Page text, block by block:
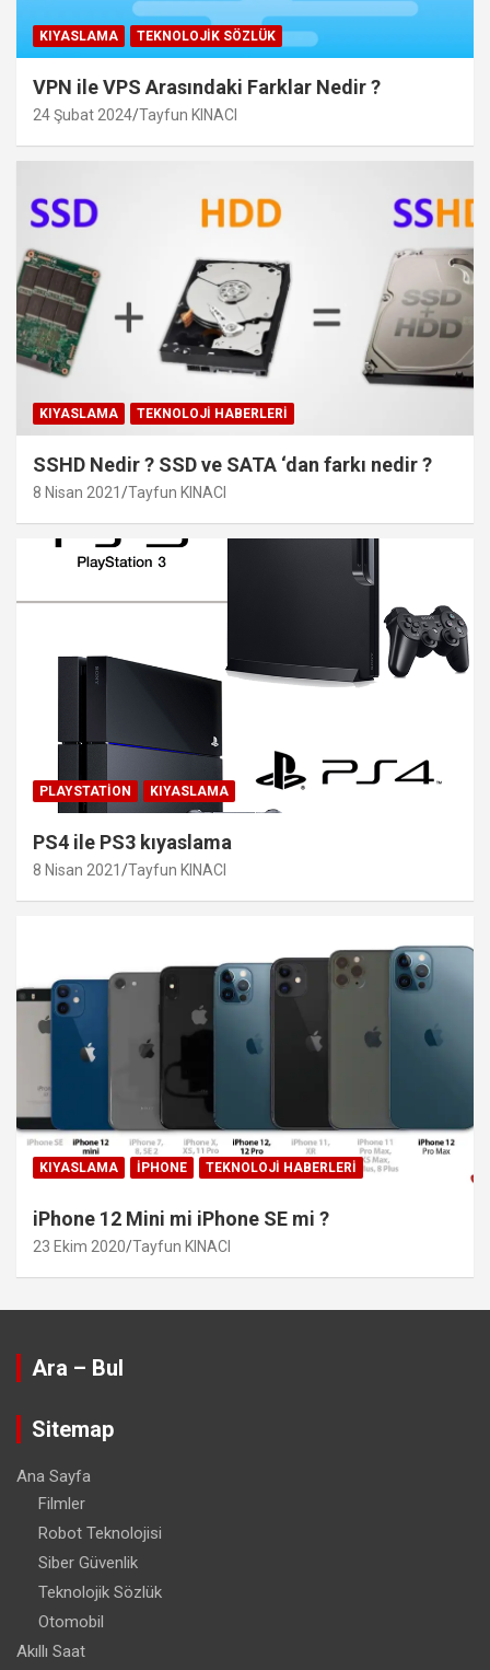
KIYASLAMA TEKNOLOJIK SÖZLÜK
VPN ile VPS Arasındaki Farklar Nedir ?
24 Şubat 2024 Tayfun KINACI
KIYASLAMA TEKNOLOJI HABERLERI
SSHD Nedir ? SSD ve SATA ‘dan farkı nedir ?
8 Nisan 2021 Tayfun KINACI
PLAYSTATION KIYASLAMA
PS4 ile PS3 kıyaslama
8 Nisan 2021 Tayfun KINACI
KIYASLAMA IPHONE TEKNOLOJI HABERLERI
iPhone 12 Mini mi iPhone SE mi ?
23 Ekim 2020 Tayfun KINACI
Ara – Bul
Sitemap
Ana Sayfa
Filmler
Robot Teknolojisi
Siber Güvenlik
Teknolojik Sözlük
Otomobil
Akıllı Saat